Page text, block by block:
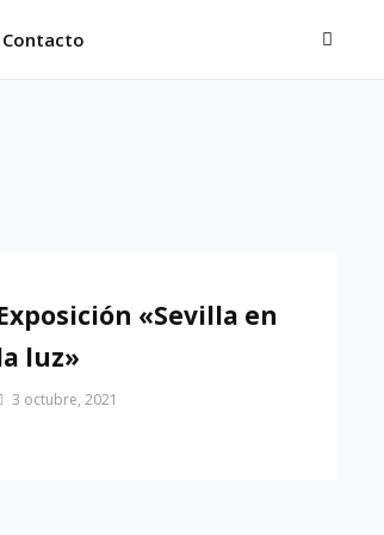
Contacto
«Sevilla en
luz»
3 octubre, 2021